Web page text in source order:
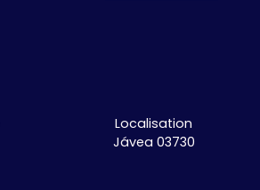
Localisation
Jávea 03730